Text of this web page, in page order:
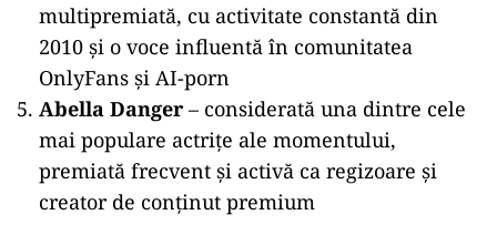
multipremiată, cu activitate constantă din
2010 și o voce influentă în comunitatea
OnlyFans și AI-porn
Abella Danger – considerată una dintre cele
mai populare actrițe ale momentului,
premiată frecvent și activă ca regizoare și
creator de conținut premium